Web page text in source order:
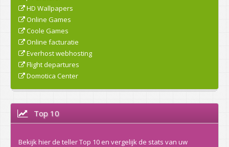
HD Wallpapers
Online Games
Coole Games
Online facturatie
Everhost webhosting
Flight departures
Domotica Center
Top 10
Bekijk hier de teller Top 10 en vergelijk de stats van uw